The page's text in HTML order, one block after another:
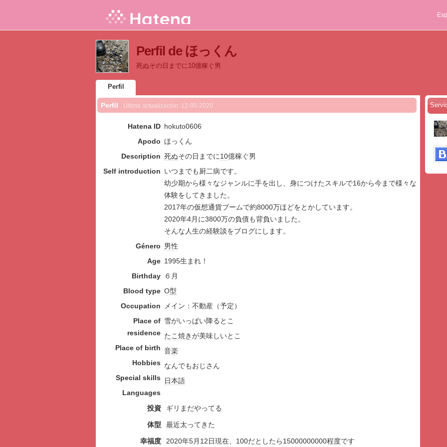
Perfil de ほっくん
死ぬその日までに10億稼ぐ男
Perfil
Perfil Última actualización: 12-05-2020
Hatena ID hokuto0606
Apodo ほっくん
Description 死ぬその日までに10億稼ぐ男
Self introduction いつまでも厨二病です。
幼少期から様々なジャンルに手を出し、身につけたスキルで16から今まで様々な
体験をしてきました。
2017年の仮想通貨ブームで約8000万ほどをとかしています。
2020年4月に3800万の負債も背負いました。
そんな人生の経験談をブログにします。
Género 男性
Age 1995生まれ！
Birthday
６月
Blood type O型
Occupation
メイン：不動産（予定）
Place of
residence
雪がいっぱい降るとこ
Place of birth
たこ焼きが美味しいとこ
Hobbies
音楽
Special skills
なんでもおじさん
Languages
日本語
投資 ギリまだやってる
体型 最近太ってきた
幸福度 2020年5月12日現在、100だとしたら15000000000程度です